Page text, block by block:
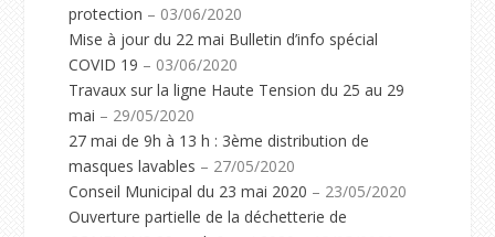
protection – 03/06/2020
Mise à jour du 22 mai Bulletin d’info spécial
COVID 19 – 03/06/2020
Travaux sur la ligne Haute Tension du 25 au 29
mai – 29/05/2020
27 mai de 9h à 13 h : 3ème distribution de
masques lavables – 27/05/2020
Conseil Municipal du 23 mai 2020 – 23/05/2020
Ouverture partielle de la déchetterie de